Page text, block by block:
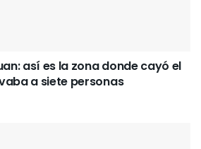
así es la zona donde cayó el
a siete personas